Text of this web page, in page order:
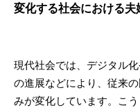
変化する社会における
現代社会では、デジタル
の進展などにより、従来
みが変化しています。こ